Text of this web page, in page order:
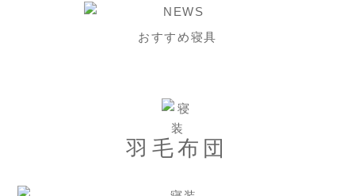
おすすめ寝具
羽毛布団